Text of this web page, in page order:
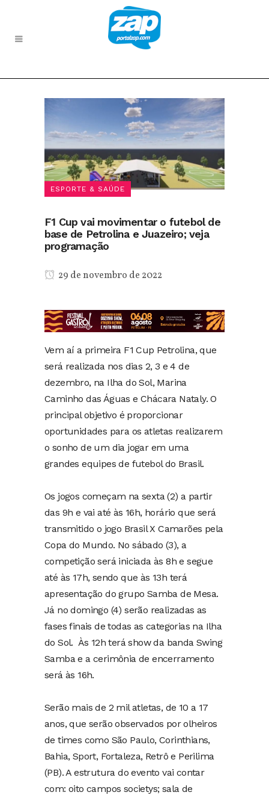
ESPORTE & SAÚDE
F1 Cup vai movimentar o futebol de
base de Petrolina e Juazeiro; veja
programação
29 de novembro de 2022
Vem aí a primeira F1 Cup Petrolina, que
será realizada nos dias 2, 3 e 4 de
dezembro, na Ilha do Sol, Marina
Caminho das Águas e Chácara Nataly. O
principal objetivo é proporcionar
oportunidades para os atletas realizarem
o sonho de um dia jogar em uma
grandes equipes de futebol do Brasil.
Os jogos começam na sexta (2) a partir
das 9h e vai até às 16h, horário que será
transmitido o jogo Brasil X Camarões pela
Copa do Mundo. No sábado (3), a
competição será iniciada às 8h e segue
até às 17h, sendo que às 13h terá
apresentação do grupo Samba de Mesa.
Já no domingo (4) serão realizadas as
fases finais de todas as categorias na Ilha
do Sol. Às 12h terá show da banda Swing
Samba e a cerimônia de encerramento
será às 16h.
Serão mais de 2 mil atletas, de 10 a 17
anos, que serão observados por olheiros
de times como São Paulo, Corinthians,
Bahia, Sport, Fortaleza, Retrô e Perilima
(PB). A estrutura do evento vai contar
com: oito campos societys; sala de